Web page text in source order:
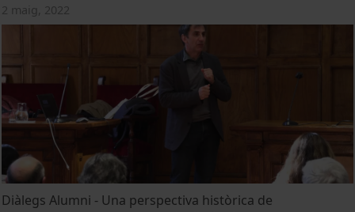
2 maig, 2022
Diàlegs Alumni - Una perspectiva històrica de